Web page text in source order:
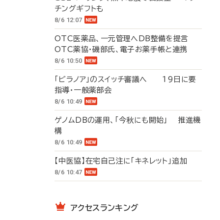
チングギフトも
8/6 12:07
OTC医薬品、一元管理へDB整備を提言
OTC薬協・磯部氏、電子お薬手帳と連携
8/6 10:50
「ビラノア」のスイッチ審議へ 19日に要
指導・一般薬部会
8/6 10:49
ゲノムDBの運用、「今秋にも開始」 推進機
構
8/6 10:49
【中医協】在宅自己注に「キネレット」追加
8/6 10:47
アクセスランキング